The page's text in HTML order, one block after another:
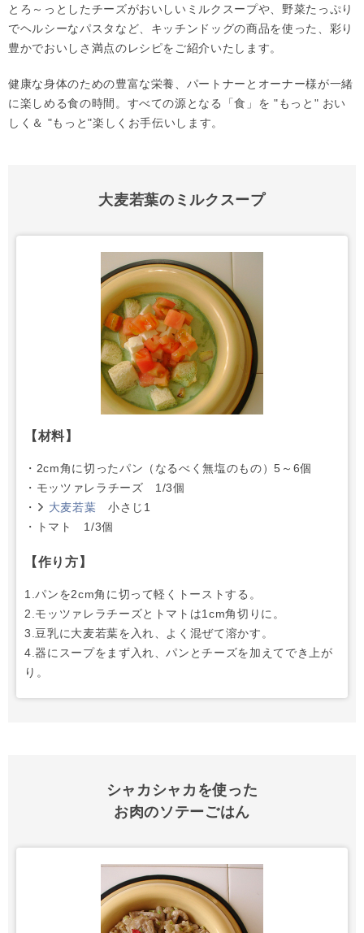
とろ～っとしたチーズがおいしいミルクスープや、野菜たっぷり
でヘルシーなパスタなど、キッチンドッグの商品を使った、彩り
豊かでおいしさ満点のレシピをご紹介いたします。
健康な身体のための豊富な栄養、パートナーとオーナー様が一緒
に楽しめる食の時間。すべての源となる「食」を "もっと" おい
しく＆ "もっと"楽しくお手伝いします。
大麦若葉のミルクスープ
【材料】
・2cm角に切ったパン（なるべく無塩のもの）5～6個
・モッツァレラチーズ 1/3個
・
大麦若葉 小さじ1
・トマト 1/3個
【作り方】
1.パンを2cm角に切って軽くトーストする。
2.モッツァレラチーズとトマトは1cm角切りに。
3.豆乳に大麦若葉を入れ、よく混ぜて溶かす。
4.器にスープをまず入れ、パンとチーズを加えてでき上が
り。
シャカシャカを使った
お肉のソテーごはん